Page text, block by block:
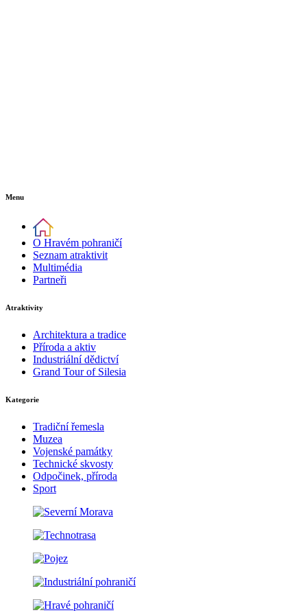
Menu
O Hravém pohraničí
Seznam atraktivit
Multimédia
Partneři
Atraktivity
Architektura a tradice
Příroda a aktiv
Industriální dědictví
Grand Tour of Silesia
Kategorie
Tradiční řemesla
Muzea
Vojenské památky
Technické skvosty
Odpočinek, příroda
Sport